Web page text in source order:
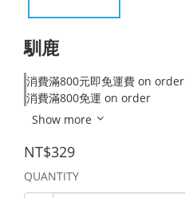
馴鹿
消費滿800元即免運費 on order
消費滿800免運 on order
Show more
NT$329
QUANTITY